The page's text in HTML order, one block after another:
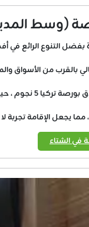
(وسط
التنوع الرائع في
بالقرب من الأسواق
ممتازة وراحة لا تضاهى.
مما يجعل الإقامة
في الشتاء